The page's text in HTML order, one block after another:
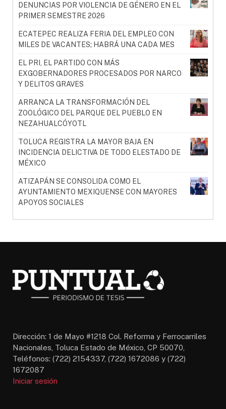
DENUNCIAS POR VIOLENCIA DE GÉNERO EN EL
PRIMER SEMESTRE 2026
ECATEPEC REALIZA FERIA DEL EMPLEO CON
MILES DE VACANTES; HABRÁ UNA CADA MES
EL PRI, EL PARTIDO CON MÁS
EXGOBERNADORES PROCESADOS POR NARCO
Y DELITOS GRAVES
ARRANCA LA TRANSFORMACIÓN DEL
ZOOLÓGICO DEL PARQUE DEL PUEBLO EN
NEZAHUALCÓYOTL
TOLUCA REGISTRA LA MAYOR BAJA EN
INCIDENCIA DELICTIVA DE TODO ELESTADO DE
MÉXICO
ATIZAPÁN SE CONSOLIDA COMO EL
AYUNTAMIENTO MEXIQUENSE CON MAYORES
APOYOS SOCIALES
Dirección: 1 de Mayo #1218 Col. Reforma y Ferrocarriles
Nacionales, Toluca Estado de México, CP 50070,
Teléfonos: (722) 2154337, (722) 1672086 y (722)
1672087
Iniciar sesión